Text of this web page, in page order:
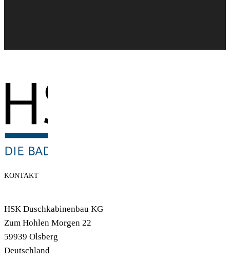
KONTAKT
HSK Duschkabinenbau KG
Zum Hohlen Morgen 22
59939 Olsberg
Deutschland